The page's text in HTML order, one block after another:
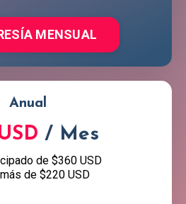
MENSUAL
Anual
/ Mes
de $360 USD
de $220 USD